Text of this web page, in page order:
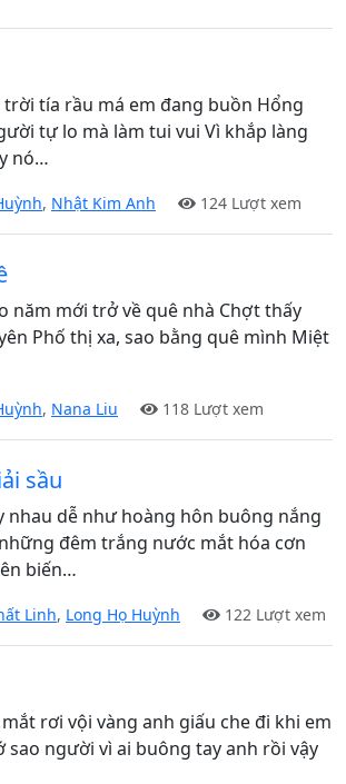
trời tía rầu má em đang buồn Hổng
tự lo mà làm tui vui Vì khắp làng
nó…
, Nhật Kim Anh 124 Lượt xem
năm mới trở về quê nhà Chợt thấy
Phố thị xa, sao bằng quê mình Miệt
, Nana Liu 118 Lượt xem
sầu
nhau dễ như hoàng hôn buông nắng
đêm trắng nước mắt hóa cơn
biến…
Linh, Long Họ Huỳnh 122 Lượt xem
rơi vội vàng anh giấu che đi khi em
sao người vì ai buông tay anh rồi vậy